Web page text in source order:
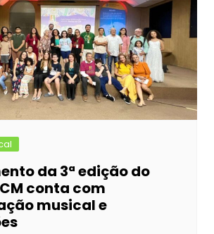
da 3ª edição do
conta com
musical e